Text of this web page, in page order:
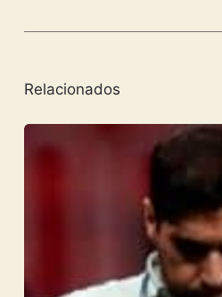
Relacionados